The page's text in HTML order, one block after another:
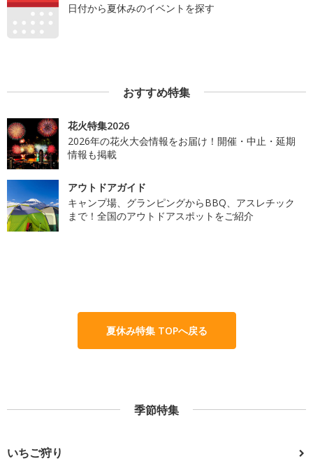
日付から夏休みのイベントを探す
おすすめ特集
花火特集2026
2026年の花火大会情報をお届け！開催・中止・延期
情報も掲載
アウトドアガイド
キャンプ場、グランピングからBBQ、アスレチック
まで！全国のアウトドアスポットをご紹介
夏休み特集 TOPへ戻る
季節特集
いちご狩り